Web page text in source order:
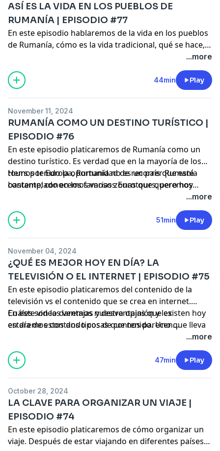
ASÍ ES LA VIDA EN LOS PUEBLOS DE
RUMANÍA | EPISODIO #77
En este episodio hablaremos de la vida en los pueblos
de Rumanía, cómo es la vida tradicional, qué se hace,
cómo se vive, qué se conserva hoy en día y qué ha ido
...more
44min Play
November 11, 2024
RUMANÍA COMO UN DESTINO TURÍSTICO |
EPISODIO #76
En este episodio platicaremos de Rumanía como un
destino turístico. Es verdad que en la mayoría de los
tours por Europa, Rumanía no es un país que esté
contemplado en los famosos Eurotours, pero hoy
queremos platicar sobre qué tan buena opción, o no,
Hemos tenido la oportunidad de recorrer Rumanía
bastante; conocemos varias zonas que queremos
...more
51min Play
November 04, 2024
¿QUÉ ES MEJOR HOY EN DÍA? LA
TELEVISIÓN O EL INTERNET | EPISODIO #75
En este episodio platicaremos del contenido de la
televisión vs el contenido que se crea en internet.
Cuáles son las ventajas y desventajas que existen hoy
en día de estos dos tipos de contenido. Uno que lleva
existiendo décadas, y uno que tiene unos pocos años.
En este video daremos nuestra opinión y les
estaremos contando cosas que nos parecen
interesantes de cada uno de los contenidos. Nosotros
somos parte del contenido digital, así que nos gustaría
compartir nuestra opinión con ustedes.
...more
47min Play
October 28, 2024
LA CLAVE PARA ORGANIZAR UN VIAJE |
EPISODIO #74
En este episodio platicaremos de cómo organizar un
viaje. Después de estar viajando en diferentes países